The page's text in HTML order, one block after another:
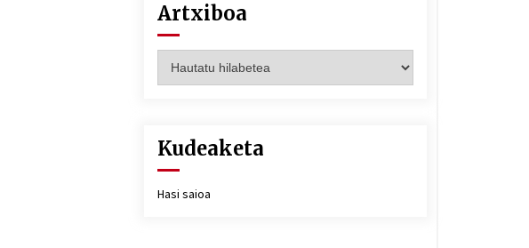
Artxiboa
Kudeaketa
Hasi saioa